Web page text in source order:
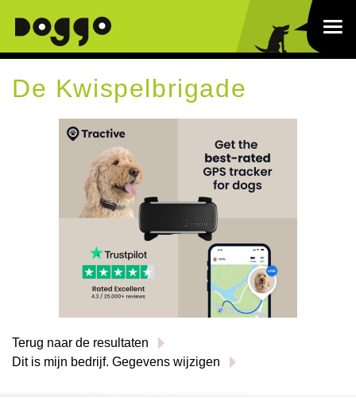
De Kwispelbrigade
Terug naar de resultaten
Dit is mijn bedrijf. Gegevens wijzigen